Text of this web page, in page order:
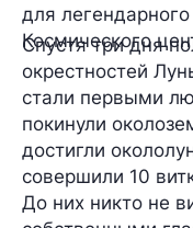
для
Космического
Спустя три дня
окрестностей
стали первыми
покинули
достигли
совершили 10
До них никто не